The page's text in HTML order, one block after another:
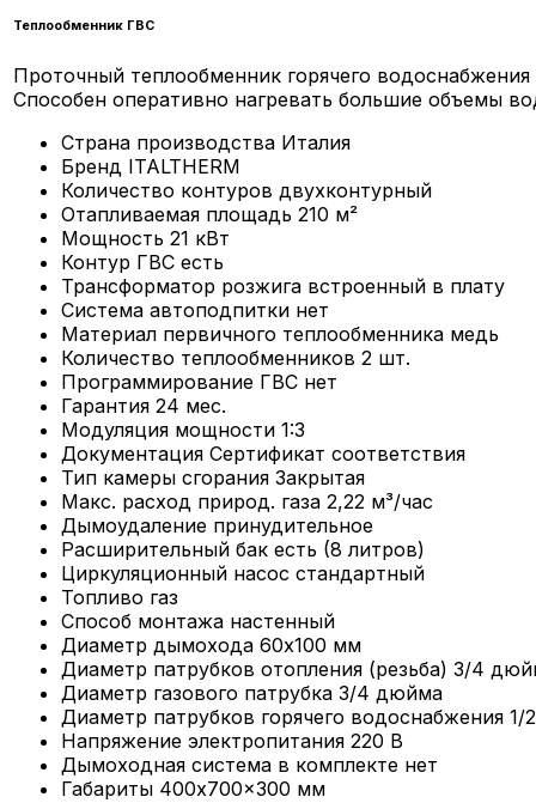
Теплообменник ГВС
Проточный теплообменник горячего
Способен оперативно нагревать большие объемы
Страна производства Италия
Бренд ITALTHERM
Количество контуров двухконтурный
Отапливаемая площадь 210 м²
Мощность 21 кВт
Контур ГВС есть
Трансформатор розжига встроенный в плату
Система автоподпитки нет
Материал первичного теплообменника медь
Количество теплообменников 2 шт.
Программирование ГВС нет
Гарантия 24 мес.
Модуляция мощности 1:3
Документация Сертификат соответствия
Тип камеры сгорания Закрытая
Макс. расход природ. газа 2,22 м³/час
Дымоудаление принудительное
Расширительный бак есть (8 литров)
Циркуляционный насос стандартный
Топливо газ
Способ монтажа настенный
Диаметр дымохода 60x100 мм
Диаметр патрубков отопления (резьба) 3/4
Диаметр газового патрубка 3/4 дюйма
Диаметр патрубков горячего водоснабжения 1/
Напряжение электропитания 220 В
Дымоходная система в комплекте нет
Габариты 400x700x300 мм